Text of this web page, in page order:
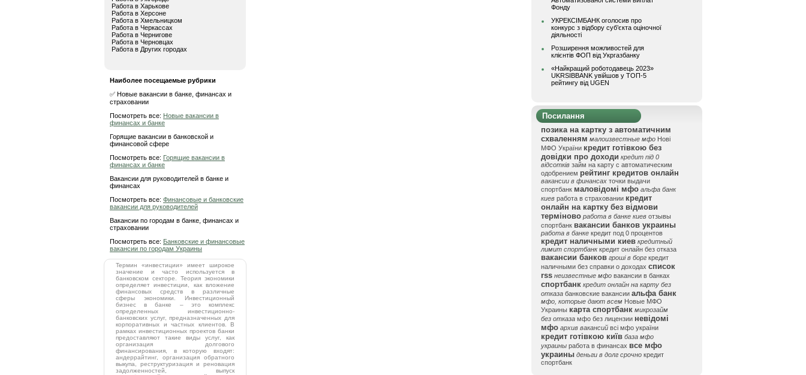
Работа в Харькове
Работа в Херсоне
Работа в Хмельницком
Работа в Черкассах
Работа в Чернигове
Работа в Черновцах
Работа в Других городах
Наиболее посещаемые рубрики
✅ Новые вакансии в банке, финансах и
страховании
Посмотреть все: Новые вакансии в
финансах и банке
Горящие вакансии в банковской и
финансовой сфере
Посмотреть все: Горящие вакансии в
финансах и банке
Вакансии для руководителей в банке и
финансах
Посмотреть все: Финансовые и банковские
вакансии для руководителей
Вакансии по городам в банке, финансах и
страховании
Посмотреть все: Банковские и финансовые
вакансии по городам Украины
Термин «инвестиции» имеет широкое
значение и часто используется в
банковском секторе. Теория экономики
определяет инвестиции, как вложение
финансовых средств в различные
сферы экономики. Инвестиционный
бизнес в банке – это комплекс
определенных инвестиционно-
банковских услуг, предназначенных для
корпоративных и частных клиентов. В
рамках инвестиционных проектов банки
предоставляют такие виды услуг, как
организация долгового
финансирования, в которую входят:
андеррайтинг, организация обратного
выкупа, реструктуризация и реновация
задолженностей, выпуск
Фонду
УКРЕКСІМБАНК оголосив про
конкурс з відбору суб’єкта оціночної
діяльності
Розширення можливостей для
клієнтів ФОП від Укргазбанку
«Найкращий роботодавець 2023»
UKRSIBBANK увійшов у ТОП-5
рейтингу від UGEN
Посилання
позика на картку з автоматичним
схваленням малоизвестные мфо Нові
МФО України кредит готівкою без
довідки про доходи кредит під 0
відсотків займ на карту с автоматическим
одобрением рейтинг кредитов онлайн
вакансии в финансах точки выдачи
спортбанк маловідомі мфо альфа банк
киев работа в страховании кредит
онлайн на картку без відмови
терміново работа в банке киев отзывы
спортбанк вакансии банков украины
работа в банке кредит под 0 процентов
кредит наличными киев кредитный
лимит спортбанк кредит онлайн без отказа
вакансии банков гроші в борг кредит
наличными без справки о доходах список
rss неизвестные мфо вакансии в банках
спортбанк кредит онлайн на карту без
отказа банковские вакансии альфа банк
мфо, которые дают всем Новые МФО
Украины карта спортбанк микрозайм
без отказа мфо без лицензии невідомі
мфо архив вакансий всі мфо україни
кредит готівкою київ база мфо
украины работа в финансах все мфо
украины деньги в долг срочно кредит
спортбанк